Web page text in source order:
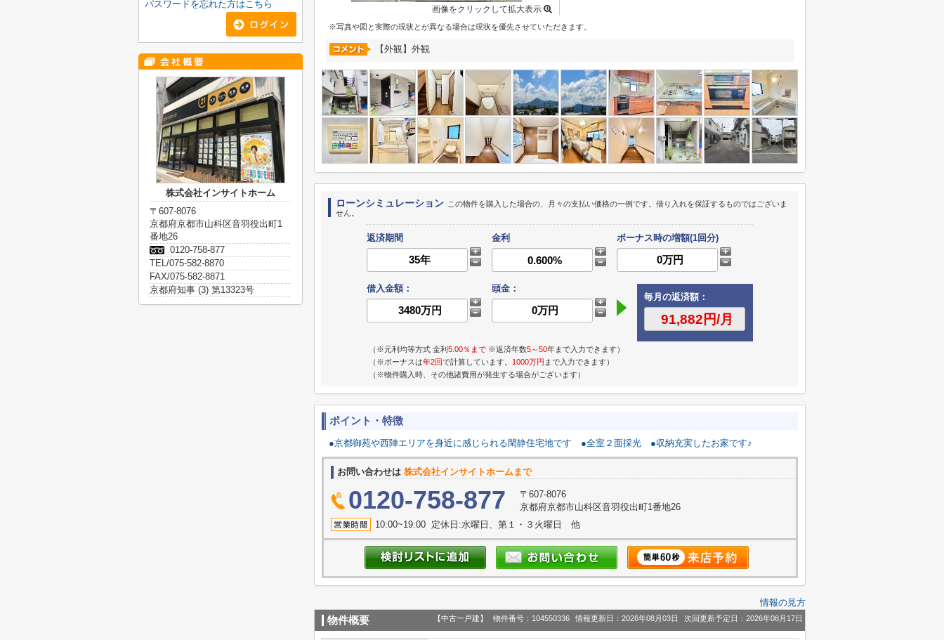
画像をクリックして拡大表示
※写真や図と実際の現状とが異なる場合は現状を優先させていただきます。
【外観】外観
ローンシミュレーション この物件を購入した場合の、月々の支払い価格の一例です。借り入れを保証するものではございま
せん。
返済期間 金利 ボーナス時の増額(1回分)
借入金額：
頭金：
毎月の返済額：
（※元利均等方式 金利5.00％まで ※返済年数5～50年まで入力できます）
（※ボーナスは年2回で計算しています。 1000万円 まで入力できます）
（※物件購入時、その他諸費用が発生する場合がございます）
ポイント・特徴
●京都御苑や西陣エリアを身近に感じられる閑静住宅地です ●全室２面採光 ●収納充実したお家です♪
お問い合わせは 株式会社インサイトホームまで
0120-758-877
〒607-8076
京都府京都市山科区音羽役出町1番地26
10:00~19:00 定休日:水曜日、第１・３火曜日 他
情報の見方
物件概要 【中古一戸建】 物件番号：104550336 情報更新日：2026年08月03日 次回更新予定日：2026年08月17日
パスワードを忘れた方はこちら
株式会社インサイトホーム
〒607-8076
京都府京都市山科区音羽役出町1
番地26
0120-758-877
TEL/075-582-8870
FAX/075-582-8871
京都府知事 (3) 第13323号